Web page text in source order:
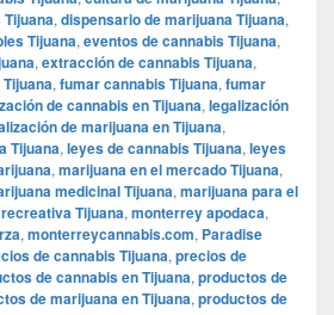
, dispensario de marijuana Tijuana,
Tijuana, eventos de cannabis Tijuana,
, extracción de cannabis Tijuana,
, fumar cannabis Tijuana, fumar
de cannabis en Tijuana, legalización
de marijuana en Tijuana,
Tijuana, leyes de cannabis Tijuana, leyes
, marijuana en el mercado Tijuana,
medicinal Tijuana, marijuana para el
Tijuana, monterrey apodaca,
, monterreycannabis.com, Paradise
de cannabis Tijuana, precios de
de cannabis en Tijuana, productos de
de marijuana en Tijuana, productos de